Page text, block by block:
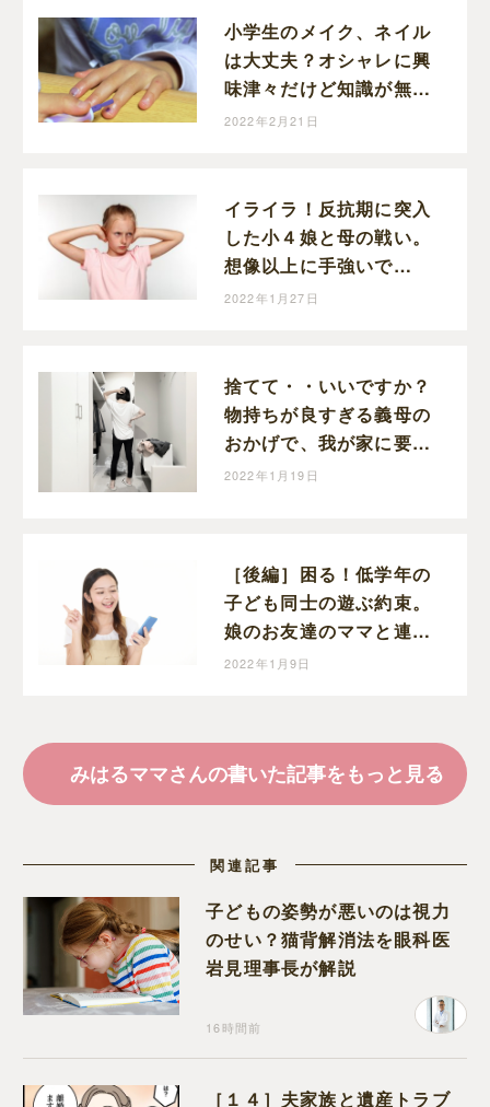
小学生のメイク、ネイル
は大丈夫？オシャレに興
味津々だけど知識が無い
小５娘が心配。
2022年2月21日
イライラ！反抗期に突入
した小４娘と母の戦い。
想像以上に手強いで
す・・・。冷静になるの
2022年1月27日
捨てて・・いいですか？
物持ちが良すぎる義母の
おかげで、我が家に要ら
ないモノが増えてい
2022年1月19日
［後編］困る！低学年の
子ども同士の遊ぶ約束。
娘のお友達のママと連絡
先の交換ができました！
2022年1月9日
みはるママさんの書いた記事をもっと見る
関連記事
子どもの姿勢が悪いのは視力
のせい？猫背解消法を眼科医
岩見理事長が解説
16時間前
［１４］夫家族と遺産トラブ